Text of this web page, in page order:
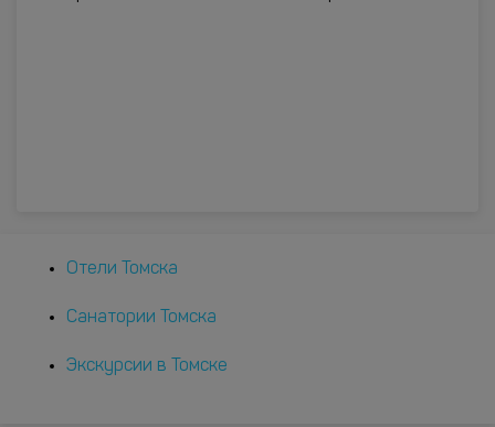
Отели Томска
Санатории Томска
Экскурсии в Томске